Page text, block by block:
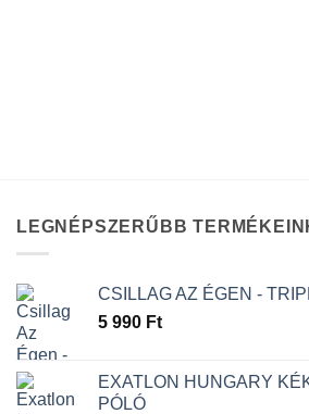
LEGNÉPSZERŰBB
CSILLAG AZ ÉGEN -
5 990 Ft
EXATLON HUNGARY
PÓLÓ